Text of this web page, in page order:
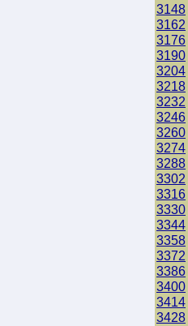
3148
3162
3176
3190
3204
3218
3232
3246
3260
3274
3288
3302
3316
3330
3344
3358
3372
3386
3400
3414
3428